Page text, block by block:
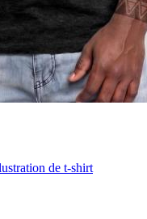
de t-shirt